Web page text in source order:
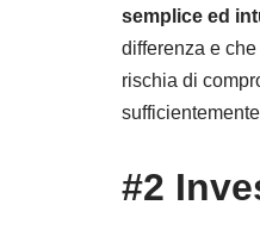
semplice ed
differenza e
rischia di
#2